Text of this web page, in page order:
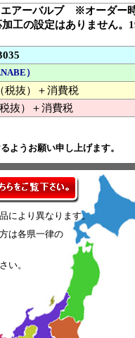
アーバルブ ※オーダー時
工の設定はありません。
）
税抜）＋消費税
抜）＋消費税
ようお願い申し上げます。
により異なります。
は各県一律の
い。